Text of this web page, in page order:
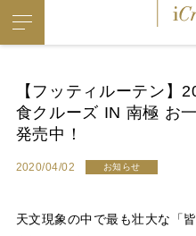
【フッティルーテン】
食クルーズ IN 南極 お
発売中！
2020/04/02 お知らせ
天文現象の中で最も壮大な「